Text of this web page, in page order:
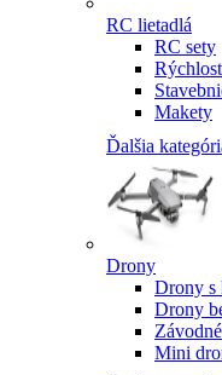
RC lietadlá
RC sety
Makety
Ďalšia
Drony
Drony s
Drony
Mini